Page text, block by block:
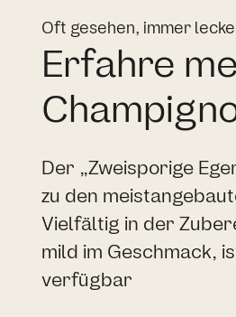
Oft gesehen, immer
Erfahre
Der „Zweisporige
zu den
Vielfältig in der
mild im Geschmack,
verfügbar